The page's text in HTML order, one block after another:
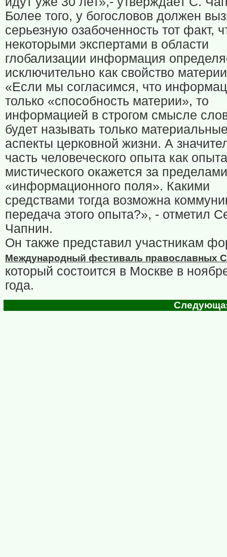
Более того, у богословов должен
серьезную озабоченность тот факт,
некоторыми экспертами в области
глобализации информация
исключительно как свойство
«Если мы согласимся, что
только «способность материи», то
информацией в строгом смысле
будет называть только
аспекты церковной жизни. А
часть человеческого опыта как опыта
мистического окажется за пределами
«информационного поля». Какими
средствами тогда возможна
передача этого опыта?», - отметил
Чапнин.
Он также представил участникам
Международный фестиваль православных
который состоится в Москве в
года.